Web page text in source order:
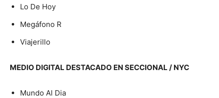
Lo De Hoy
Megáfono R
Viajerillo
MEDIO DIGITAL DESTACADO EN SECCIONAL / NYC
Mundo Al Dia